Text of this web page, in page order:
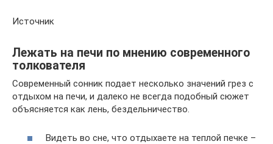
Источник
Лежать на печи по мнению современного
толкователя
Современный сонник подает несколько значений грез с
отдыхом на печи, и далеко не всегда подобный сюжет
объясняется как лень, бездельничество.
Видеть во сне, что отдыхаете на теплой печке –